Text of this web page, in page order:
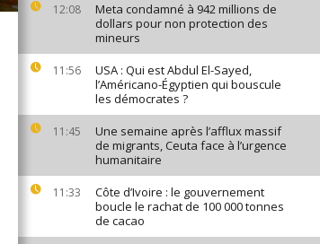
12:08
Meta condamné à 942 millions de
dollars pour non protection des
mineurs
11:56
USA : Qui est Abdul El-Sayed,
l’Américano-Égyptien qui bouscule
les démocrates ?
11:45
Une semaine après l’afflux massif
de migrants, Ceuta face à l’urgence
humanitaire
11:33
Côte d’Ivoire : le gouvernement
boucle le rachat de 100 000 tonnes
de cacao